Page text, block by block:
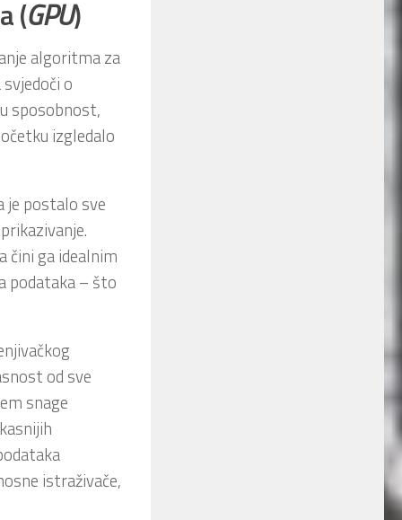
(GPU)
algoritma za
o
sposobnost,
izgledalo
je postalo sve
čini ga idealnim
podataka – što
od sve
snage
istraživače,